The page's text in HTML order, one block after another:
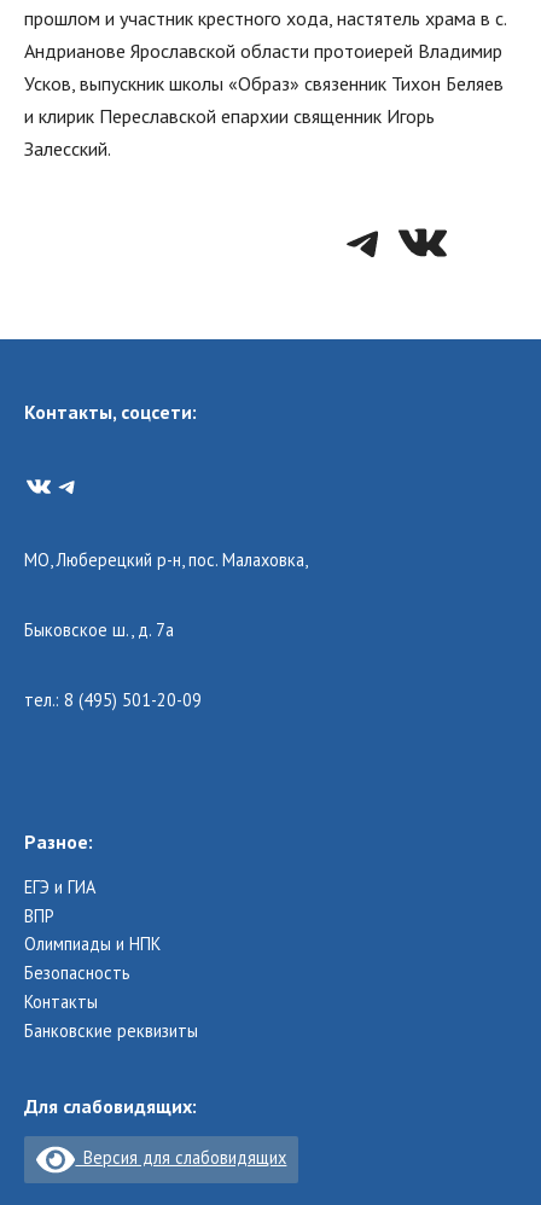
прошлом и участник крестного хода, настятель храма в с.
Андрианове Ярославской области протоиерей Владимир
Усков, выпускник школы «Образ» связенник Тихон Беляев
и клирик Переславской епархии священник Игорь
Залесский.
VK
Контакты, соцсети:
VKTelegram
МО, Люберецкий р-н, пос. Малаховка,
Быковское ш., д. 7а
тел.: 8 (495) 501-20-09
Разное:
ЕГЭ и ГИА
ВПР
Олимпиады и НПК
Безопасность
Контакты
Банковские реквизиты
Для слабовидящих:
Версия для слабовидящих